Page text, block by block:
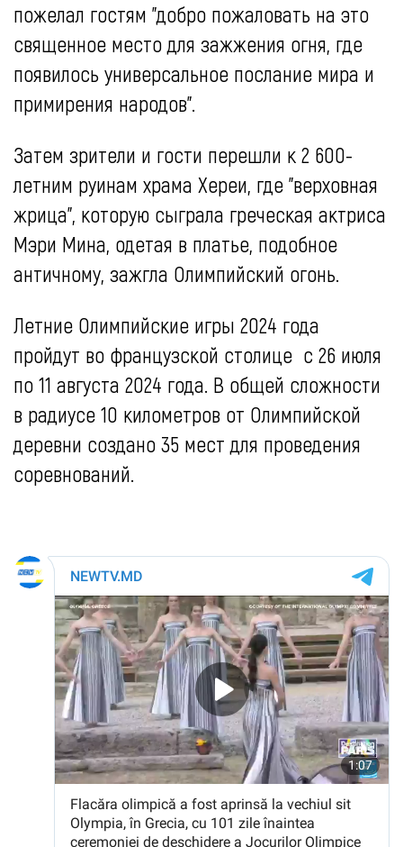
пожелал гостям "добро пожаловать на это
священное место для зажжения огня, где
появилось универсальное послание мира и
примирения народов".
Затем зрители и гости перешли к 2 600-
летним руинам храма Хереи, где "верховная
жрица", которую сыграла греческая актриса
Мэри Мина, одетая в платье, подобное
античному, зажгла Олимпийский огонь.
Летние Олимпийские игры 2024 года
пройдут во французской столице с 26 июля
по 11 августа 2024 года. В общей сложности
в радиусе 10 километров от Олимпийской
деревни создано 35 мест для проведения
соревнований.